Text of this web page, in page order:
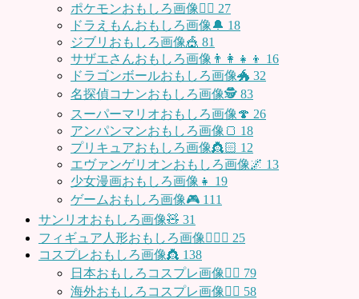
ポケモンおもしろ画像🤹‍♂️ 27
ドラえもんおもしろ画像🔔 18
ジブリおもしろ画像🎪 81
サザエさんおもしろ画像👨‍👩‍👧‍👦 16
ドラゴンボールおもしろ画像🐲 32
名探偵コナンおもしろ画像🕵️ 83
スーパーマリオおもしろ画像🍄 26
アンパンマンおもしろ画像🍞 18
プリキュアおもしろ画像👸🏻 12
エヴァンゲリオンおもしろ画像🌌 13
少女漫画おもしろ画像👧 19
ゲームおもしろ画像🎮 111
サンリオおもしろ画像🧸 31
フィギュア人形おもしろ画像🧍🏼‍♂️ 25
コスプレおもしろ画像👸 138
日本おもしろコスプレ画像🧝‍♀️ 79
海外おもしろコスプレ画像🧝‍♂️ 58